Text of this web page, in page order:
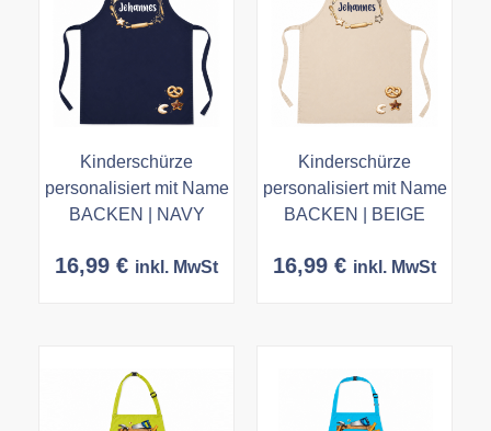
Kinderschürze
personalisiert mit Name
BACKEN | NAVY
16,99 € inkl. MwSt
Kinderschürze
personalisiert mit Name
BACKEN | BEIGE
16,99 € inkl. MwSt